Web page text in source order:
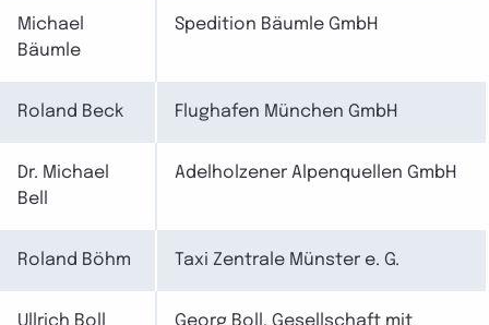
Michael
Bäumle
Spedition Bäumle GmbH
Roland Beck Flughafen München GmbH
Dr. Michael
Bell
Adelholzener Alpenquellen GmbH
Roland Böhm Taxi Zentrale Münster e. G.
Ullrich Boll
Georg Boll, Gesellschaft mit